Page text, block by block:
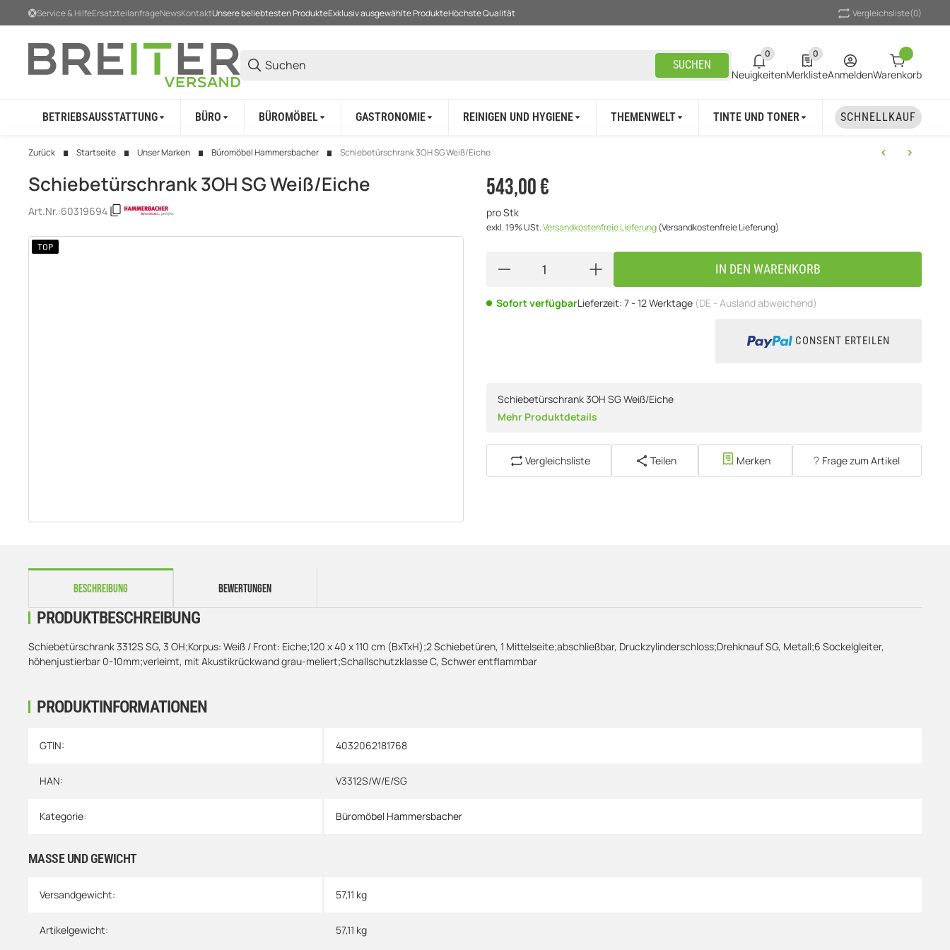
Service & HilfeErsatzteilanfrageNewsKontaktUnsere beliebtesten ProdukteExklusiv ausgewählte ProdukteHöchste Qualität Vergleichsliste(0)
SUCHEN
0
0 neue Notifizierungen
Neuigkeiten
0
0 Produkte in der Liste
MerklisteAnmeldenWarenkorb
BETRIEBSAUSSTATTUNG BÜRO BÜROMÖBEL GASTRONOMIE REINIGEN UND HYGIENE THEMENWELT TINTE UND TONER UNSER MARKEN
SCHNELLKAUF
Zurück Startseite Unser Marken Büromöbel Hammersbacher Schiebetürschrank 3OH SG Weiß/Eiche
Schiebetürschrank 3OH SG Weiß/Eiche
Art.Nr.:60319694
TOP
543,00 €
pro Stk
exkl. 19% USt.Versandkostenfreie Lieferung(Versandkostenfreie Lieferung)
IN DEN WARENKORB
Sofort verfügbarLieferzeit: 7 - 12 Werktage (DE - Ausland abweichend)
CONSENT ERTEILEN
Schiebetürschrank 3OH SG Weiß/Eiche
Mehr Produktdetails
Vergleichsliste Teilen Merken Frage zum Artikel
BESCHREIBUNG BEWERTUNGEN
PRODUKTINFORMATIONEN
Produkteigenschaft
Wert
GTIN: 4032062181768
HAN: V3312S/W/E/SG
Kategorie: Büromöbel Hammersbacher
MASSE UND GEWICHT
Versandgewicht: 57,11 kg
Artikelgewicht: 57,11 kg
PRODUKTBESCHREIBUNG
Schiebetürschrank 3312S SG, 3 OH;Korpus: Weiß / Front: Eiche;120 x 40 x 110 cm (BxTxH);2 Schiebetüren, 1 Mittelseite;abschließbar, Druckzylinderschloss;Drehknauf SG, Metall;6 Sockelgleiter,
höhenjustierbar 0-10mm;verleimt, mit Akustikrückwand grau-meliert;Schallschutzklasse C, Schwer entflammbar